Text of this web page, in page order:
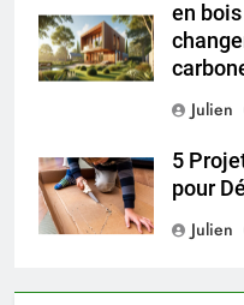
en
Julien
5
pour
Julien